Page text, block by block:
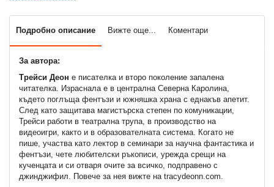
Подробно описание Вижте още... Коментари
За автора:
Трейси Деон е писателка и второ поколение запалена
читателка. Израснала е в централна Северна Каролина,
където поглъща фентъзи и южняшка храна с еднакъв апетит.
След като защитава магистърска степен по комуникации,
Трейси работи в театрална трупа, в производство на
видеоигри, както и в образователната система. Когато не
пише, участва като лектор в семинари за научна фантастика и
фентъзи, чете любителски ръкописи, урежда срещи на
кученцата и си отваря очите за всичко, подправено с
джинджифил. Повече за нея вижте на tracydeonn.com.